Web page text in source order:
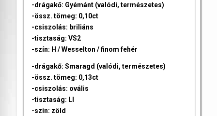
-drágakő: Gyémánt (valódi, természetes)
-össz. tömeg: 0,10ct
-csiszolás: briliáns
-tisztaság: VS2
-szín: H / Wesselton / finom fehér
-drágakő: Smaragd (valódi, természetes)
-össz. tömeg: 0,13ct
-csiszolás: ovális
-tisztaság: LI
-szín: zöld